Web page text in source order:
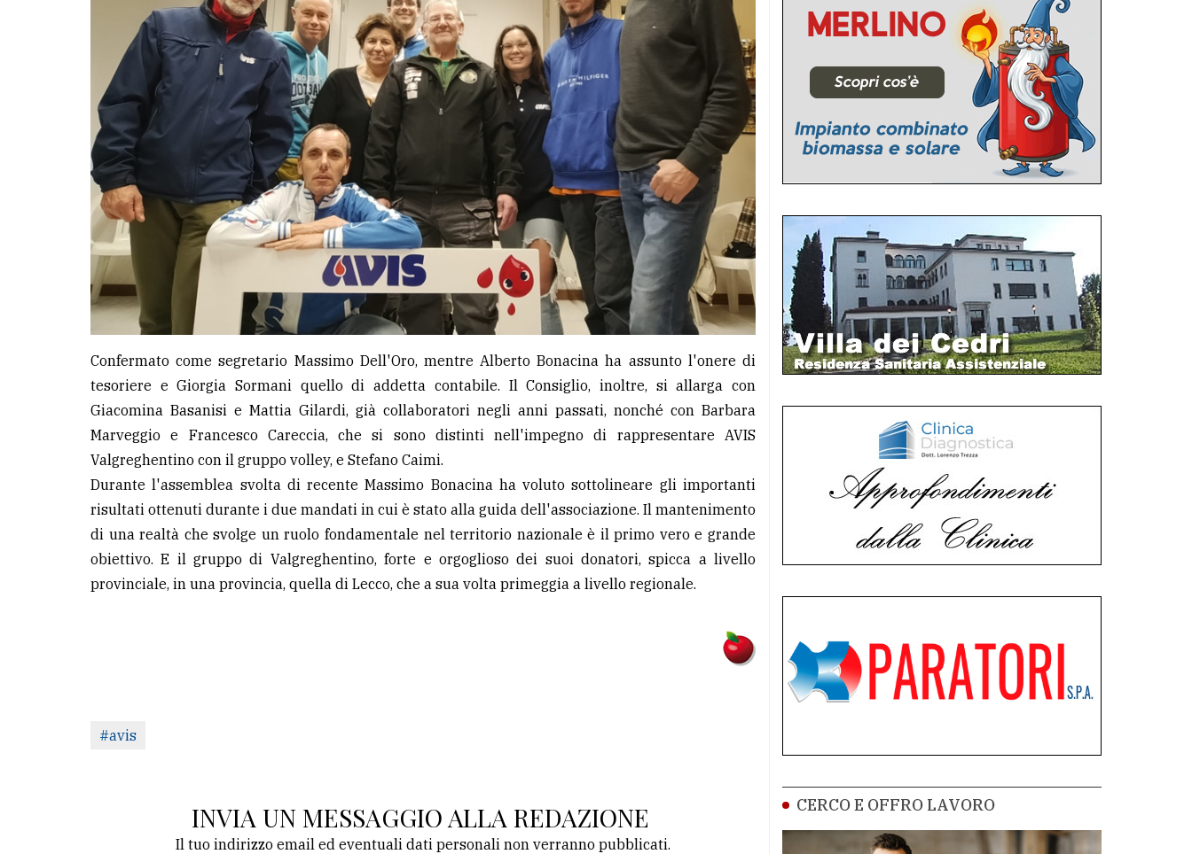
Confermato come segretario Massimo Dell'Oro, mentre Alberto Bonacina ha assunto l'onere di
tesoriere e Giorgia Sormani quello di addetta contabile. Il Consiglio, inoltre, si allarga con
Giacomina Basanisi e Mattia Gilardi, già collaboratori negli anni passati, nonché con Barbara
Marveggio e Francesco Careccia, che si sono distinti nell'impegno di rappresentare AVIS
Valgreghentino con il gruppo volley, e Stefano Caimi.
Durante l'assemblea svolta di recente Massimo Bonacina ha voluto sottolineare gli importanti
risultati ottenuti durante i due mandati in cui è stato alla guida dell'associazione. Il mantenimento
di una realtà che svolge un ruolo fondamentale nel territorio nazionale è il primo vero e grande
obiettivo. E il gruppo di Valgreghentino, forte e orgoglioso dei suoi donatori, spicca a livello
provinciale, in una provincia, quella di Lecco, che a sua volta primeggia a livello regionale.
#avis
INVIA UN MESSAGGIO ALLA REDAZIONE
Il tuo indirizzo email ed eventuali dati personali non verranno pubblicati.
CERCO E OFFRO LAVORO